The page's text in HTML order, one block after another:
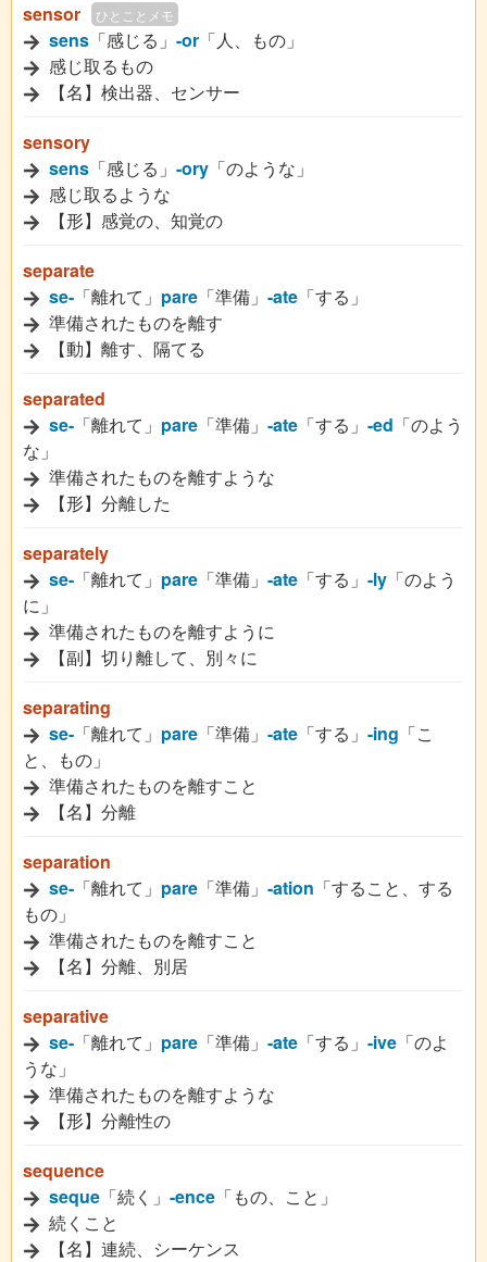
sensor
ひとことメモ
sens 「感じる」 -or 「人、もの」
感じ取るもの
【名】検出器、センサー
sensory
sens 「感じる」 -ory 「のような」
感じ取るような
【形】感覚の、知覚の
separate
se- 「離れて」 pare 「準備」 -ate 「する」
準備されたものを離す
【動】離す、隔てる
separated
se- 「離れて」 pare 「準備」 -ate 「する」 -ed 「のよう
な」
準備されたものを離すような
【形】分離した
separately
se- 「離れて」 pare 「準備」 -ate 「する」 -ly 「のよう
に」
準備されたものを離すように
【副】切り離して、別々に
separating
se- 「離れて」 pare 「準備」 -ate 「する」 -ing 「こ
と、もの」
準備されたものを離すこと
【名】分離
separation
se- 「離れて」 pare 「準備」 -ation 「すること、する
もの」
準備されたものを離すこと
【名】分離、別居
separative
se- 「離れて」 pare 「準備」 -ate 「する」 -ive 「のよ
うな」
準備されたものを離すような
【形】分離性の
sequence
seque 「続く」 -ence 「もの、こと」
続くこと
【名】連続、シーケンス